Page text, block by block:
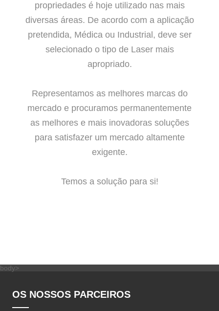
propriedades é hoje utilizado nas mais
diversas áreas. De acordo com a aplicação
pretendida, Médica ou Industrial, deve ser
selecionado o tipo de Laser mais
apropriado.
Representamos as melhores marcas do
mercado e procuramos permanentemente
as melhores e mais inovadoras soluções
para satisfazer um mercado altamente
exigente.
Temos a solução para si!
body>
OS NOSSOS PARCEIROS